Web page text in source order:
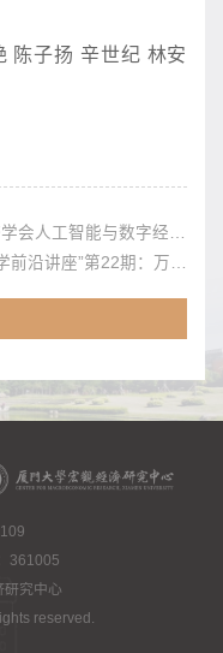
陈子扬 辛世纪 林安
会暨中国经济学教育论坛在厦门大学举办
沿讲座”第22期：万广华
361005
研究中心
reserved.